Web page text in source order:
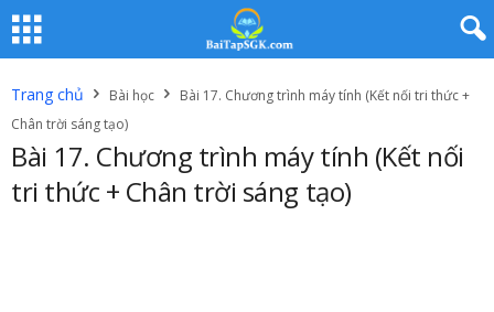
Trang chủ Bài học
Bài 17. Chương trình máy tính (Kết nối tri thức +
Chân trời sáng tạo)
Bài 17. Chương trình máy tính (Kết nối
tri thức + Chân trời sáng tạo)